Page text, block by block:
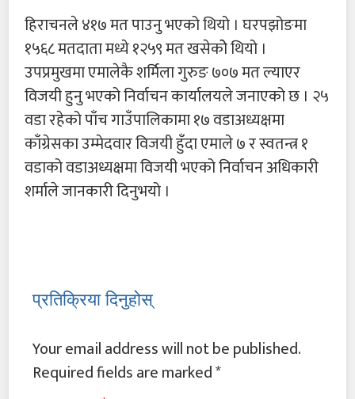
हिराचनले ४१७ मत पाउनु भएको थियो । घरपझोङमा
१५६८ मतदाता मध्ये १२५९ मत खसेकोे थियो ।
उपप्रमुखमा एमालेकै शर्मिला गुरुङ ७०७ मत ल्याएर
विजयी हुनु भएको निर्वाचन कार्यालयले जनाएको छ । २५
वडा रहेको पाँच गाउँपालिकामा १७ वडाअध्यक्षमा
काँग्रेसका उम्मेदवार विजयी हुँदा एमाले ७ र स्वतन्त्र १
वडाको वडाअध्यक्षमा विजयी भएको निर्वाचन अधिकारी
शर्माले जानकारी दिनुभयो ।
प्रतिक्रिया दिनुहोस्
Your email address will not be published.
Required fields are marked*